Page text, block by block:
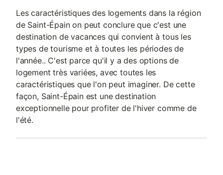
Les caractéristiques des logements dans la région
de Saint-Épain on peut conclure que c'est une
destination de vacances qui convient à tous les
types de tourisme et à toutes les périodes de
l'année.. C'est parce qu'il y a des options de
logement très variées, avec toutes les
caractéristiques que l'on peut imaginer. De cette
façon, Saint-Épain est une destination
exceptionnelle pour profiter de l'hiver comme de
l'été.